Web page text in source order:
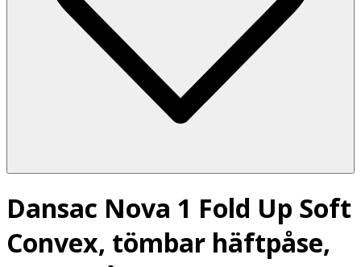
Dansac Nova 1 Fold Up Soft
Convex, tömbar häftpåse,